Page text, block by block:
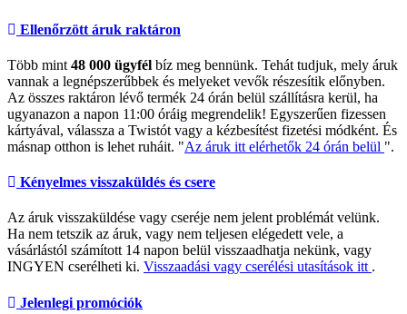
Ellenőrzött áruk raktáron
Több mint 48 000 ügyfél bíz meg bennünk. Tehát tudjuk, mely áruk
vannak a legnépszerűbbek és melyeket vevők részesítik előnyben.
Az összes raktáron lévő termék 24 órán belül szállításra kerül, ha
ugyanazon a napon 11:00 óráig megrendelik! Egyszerűen fizessen
kártyával, válassza a Twistót vagy a kézbesítést fizetési módként. És
másnap otthon is lehet ruháit. "Az áruk itt elérhetők 24 órán belül ".
Kényelmes visszaküldés és csere
Az áruk visszaküldése vagy cseréje nem jelent problémát velünk.
Ha nem tetszik az áruk, vagy nem teljesen elégedett vele, a
vásárlástól számított 14 napon belül visszaadhatja nekünk, vagy
INGYEN cserélheti ki. Visszaadási vagy cserélési utasítások itt .
Jelenlegi promóciók